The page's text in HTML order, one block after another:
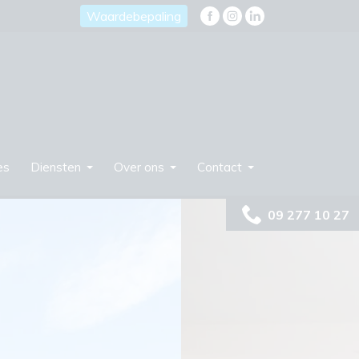
Waardebepaling
Diensten Over ons Contact
09 277 10 27